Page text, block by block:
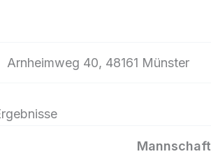
Arnheimweg 40, 48161 Münster
Mannschaft